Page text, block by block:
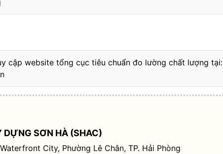
cập website tổng cục tiêu chuẩn đo lường chất lượng tại:
DỰNG SƠN HÀ (SHAC)
City, Phường Lê Chân, TP. Hải Phòng